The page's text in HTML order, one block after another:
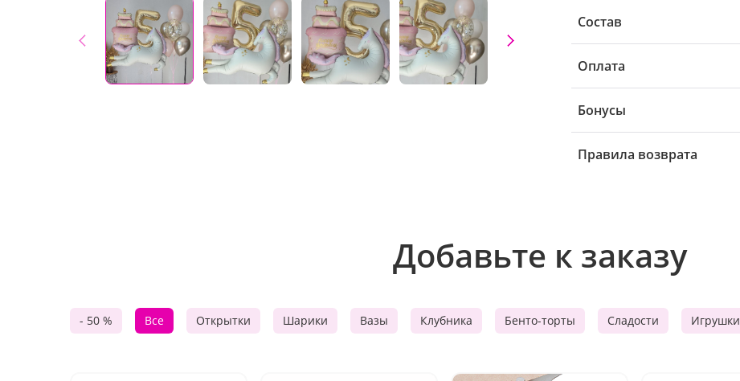
Состав
Оплата
Бонусы
Правила возврата
Добавьте к заказу
- 50 % Все Открытки Шарики Вазы Клубника Бенто-торты Сладости Игрушки